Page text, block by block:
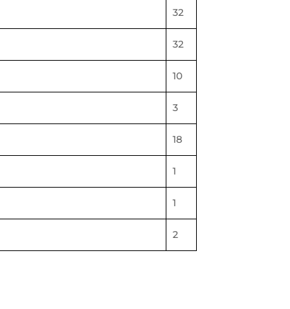
32
32
10
3
18
1
1
2